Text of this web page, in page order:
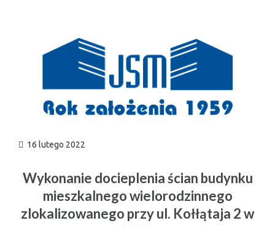
16 lutego 2022
Wykonanie docieplenia ścian budynku
mieszkalnego wielorodzinnego
zlokalizowanego przyul. Kołłątaja 2 w